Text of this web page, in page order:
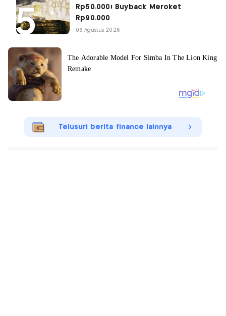
Rp50.000! Buyback Meroket
Rp90.000
06 Agustus 2026
Telusuri berita finance lainnya